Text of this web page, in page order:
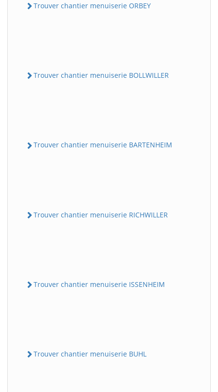
Trouver chantier menuiserie ORBEY
Trouver chantier menuiserie BOLLWILLER
Trouver chantier menuiserie BARTENHEIM
Trouver chantier menuiserie RICHWILLER
Trouver chantier menuiserie ISSENHEIM
Trouver chantier menuiserie BUHL